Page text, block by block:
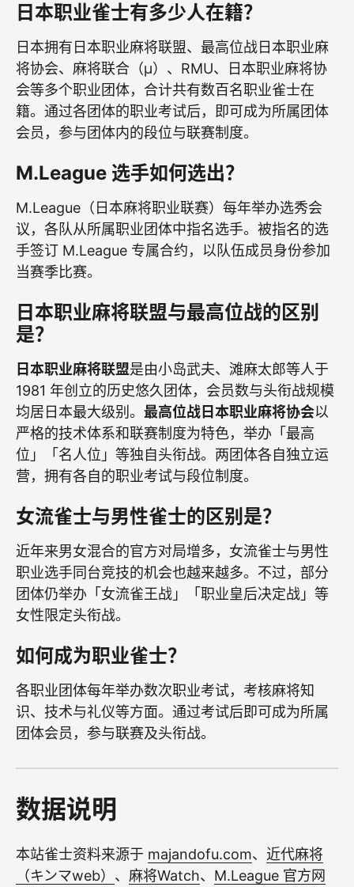
日本职业雀士有多少人在籍？
日本拥有日本职业麻将联盟、最高位战日本职业麻
将协会、麻将联合（μ）、RMU、日本职业麻将协
会等多个职业团体，合计共有数百名职业雀士在
籍。通过各团体的职业考试后，即可成为所属团体
会员，参与团体内的段位与联赛制度。
M.League 选手如何选出？
M.League（日本麻将职业联赛）每年举办选秀会
议，各队从所属职业团体中指名选手。被指名的选
手签订 M.League 专属合约，以队伍成员身份参加
当赛季比赛。
日本职业麻将联盟与最高位战的区别
是？
日本职业麻将联盟是由小岛武夫、滩麻太郎等人于
1981 年创立的历史悠久团体，会员数与头衔战规模
均居日本最大级别。 最高位战日本职业麻将协会以
严格的技术体系和联赛制度为特色，举办「最高
位」「名人位」等独自头衔战。两团体各自独立运
营，拥有各自的职业考试与段位制度。
女流雀士与男性雀士的区别是？
近年来男女混合的官方对局增多，女流雀士与男性
职业选手同台竞技的机会也越来越多。不过，部分
团体仍举办「女流雀王战」「职业皇后决定战」等
女性限定头衔战。
如何成为职业雀士？
各职业团体每年举办数次职业考试，考核麻将知
识、技术与礼仪等方面。通过考试后即可成为所属
团体会员，参与联赛及头衔战。
数据说明
本站雀士资料来源于 majandofu.com、 近代麻将
（キンマweb） 、 麻将Watch、 M.League 官方网